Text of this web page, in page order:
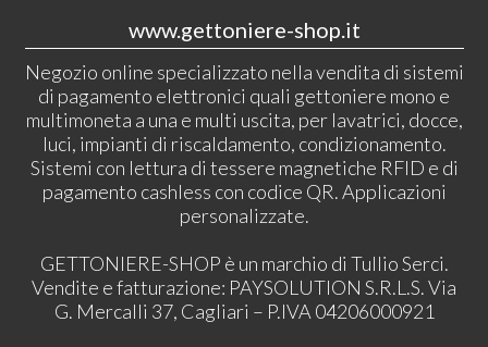
www.gettoniere-shop.it
Negozio online specializzato nella vendita di sistemi
di pagamento elettronici quali gettoniere mono e
multimoneta a una e multi uscita, per lavatrici, docce,
luci, impianti di riscaldamento, condizionamento.
Sistemi con lettura di tessere magnetiche RFID e di
pagamento cashless con codice QR. Applicazioni
personalizzate.
GETTONIERE-SHOP è un marchio di Tullio Serci.
Vendite e fatturazione: PAYSOLUTION S.R.L.S. Via
G. Mercalli 37, Cagliari – P.IVA 04206000921